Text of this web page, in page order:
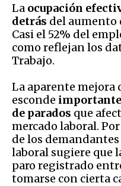
La ocupación
detrás del aumento
Casi el 52% del
como reflejan los
Trabajo.
La aparente mejora
esconde
de parados que
mercado laboral.
de los
laboral sugiere que
paro registrado
tomarse con cierta